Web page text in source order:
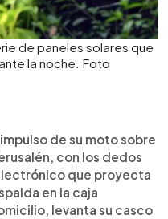
de paneles solares que
la noche. Foto
de su moto sobre
con los dedos
que proyecta
en la caja
levanta su casco